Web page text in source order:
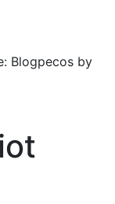
Blogpecos by